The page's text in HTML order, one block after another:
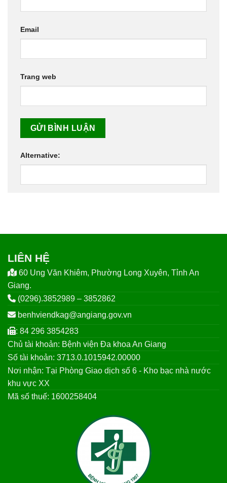
Email
Trang web
Alternative:
LIÊN HỆ
60 Ung Văn Khiêm, Phường Long Xuyên, Tỉnh An
Giang.
(0296).3852989 – 3852862
benhviendkag@angiang.gov.vn
: 84 296 3854283
Chủ tài khoản: Bệnh viện Đa khoa An Giang
Số tài khoản: 3713.0.1015942.00000
Nơi nhận: Tại Phòng Giao dịch số 6 - Kho bạc nhà nước
khu vực XX
Mã số thuế: 1600258404